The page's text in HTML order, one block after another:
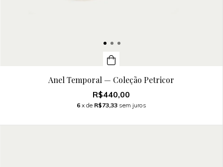
Anel Temporal — Coleção Petricor
R$440,00
6 x de R$73,33 sem juros